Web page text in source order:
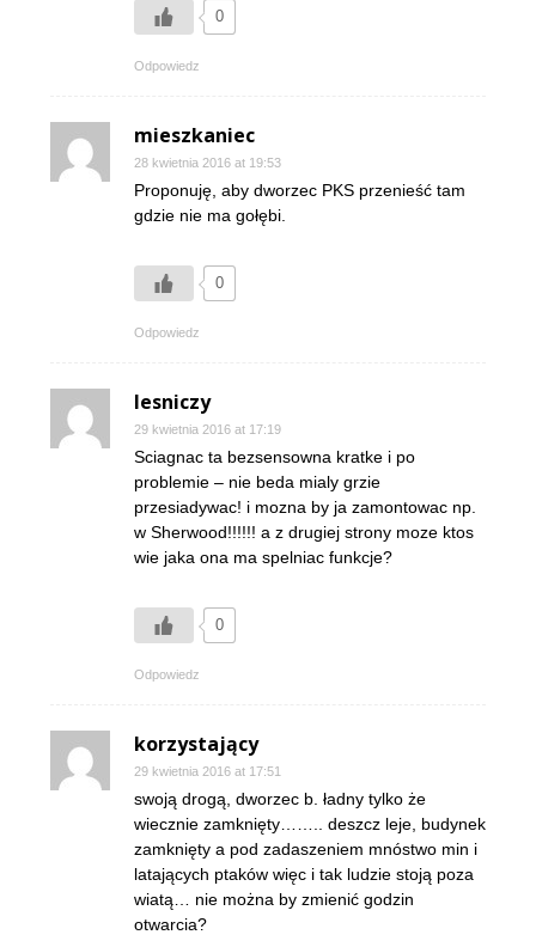
0
Odpowiedz
mieszkaniec
28 kwietnia 2016 at 19:53
Proponuję, aby dworzec PKS przenieść tam
gdzie nie ma gołębi.
0
Odpowiedz
lesniczy
29 kwietnia 2016 at 17:19
Sciagnac ta bezsensowna kratke i po
problemie – nie beda mialy grzie
przesiadywac! i mozna by ja zamontowac np.
w Sherwood!!!!!! a z drugiej strony moze ktos
wie jaka ona ma spelniac funkcje?
0
Odpowiedz
korzystający
29 kwietnia 2016 at 17:51
swoją drogą, dworzec b. ładny tylko że
wiecznie zamknięty…….. deszcz leje, budynek
zamknięty a pod zadaszeniem mnóstwo min i
latających ptaków więc i tak ludzie stoją poza
wiatą… nie można by zmienić godzin
otwarcia?